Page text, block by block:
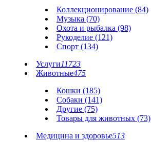
Коллекционирование (84)
Музыка (70)
Охота и рыбалка (98)
Рукоделие (121)
Спорт (134)
Услуги11723
Животные475
Кошки (185)
Собаки (141)
Другие (75)
Товары для животных (73)
Медицина и здоровье513